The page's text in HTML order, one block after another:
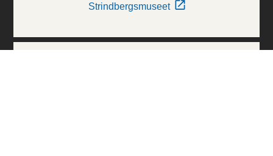
Strindbergsmuseet